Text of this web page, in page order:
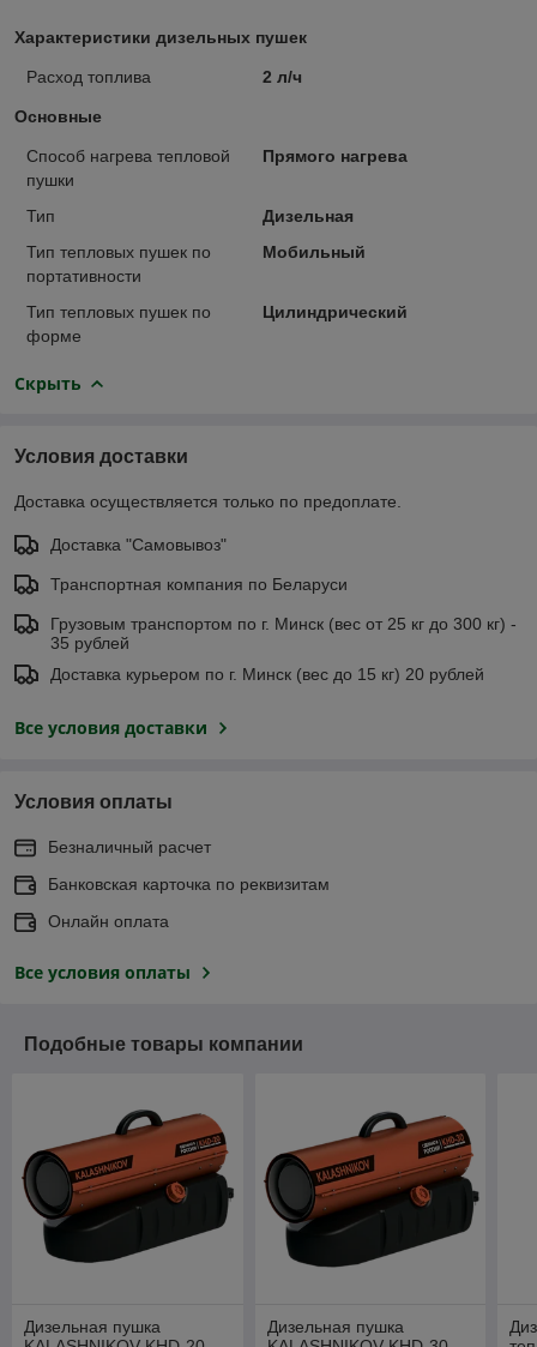
Характеристики дизельных пушек
Расход топлива 2 л/ч
Основные
Способ нагрева тепловой
пушки
Прямого нагрева
Тип
Дизельная
Тип тепловых пушек по
портативности
Мобильный
Тип тепловых пушек по
форме
Цилиндрический
Скрыть
Условия доставки
Доставка осуществляется только по предоплате.
Доставка "Самовывоз"
Транспортная компания по Беларуси
Грузовым транспортом по г. Минск (вес от 25 кг до 300 кг) -
35 рублей
Доставка курьером по г. Минск (вес до 15 кг) 20 рублей
Все условия доставки
Условия оплаты
Безналичный расчет
Банковская карточка по реквизитам
Онлайн оплата
Все условия оплаты
Подобные товары компании
Дизельная пушка
Дизельная пушка